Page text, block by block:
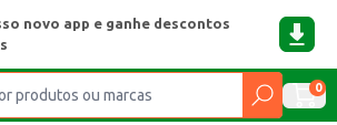
novo app e ganhe descontos
0